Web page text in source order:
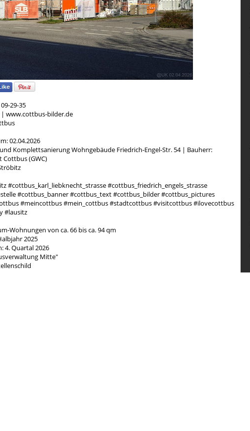
29-35
| www.cottbus-bilder.de
02.04.2026
Komplettsanierung Wohngebäude Friedrich-Engel-Str. 54 | Bauherr:
(GWC)
#cottbus_friedrich_engels_strasse
#cottbus_banner #cottbus_text #cottbus_bilder #cottbus_pictures
#meincottbus #mein_cottbus #stadtcottbus #visitcottbus #ilovecottbus
#lausitz
Wohnungen von ca. 66 bis ca. 94 qm
2025
4. Quartal 2026
Mitte"